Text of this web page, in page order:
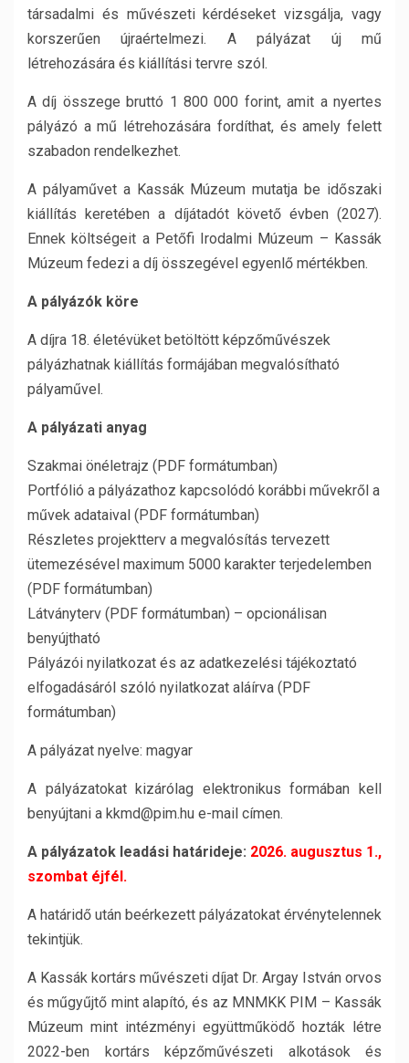
társadalmi és művészeti kérdéseket vizsgálja, vagy
korszerűen újraértelmezi. A pályázat új mű
létrehozására és kiállítási tervre szól.
A díj összege bruttó 1 800 000 forint, amit a nyertes
pályázó a mű létrehozására fordíthat, és amely felett
szabadon rendelkezhet.
A pályaművet a Kassák Múzeum mutatja be időszaki
kiállítás keretében a díjátadót követő évben (2027).
Ennek költségeit a Petőfi Irodalmi Múzeum – Kassák
Múzeum fedezi a díj összegével egyenlő mértékben.
A pályázók köre
A díjra 18. életévüket betöltött képzőművészek
pályázhatnak kiállítás formájában megvalósítható
pályaművel.
A pályázati anyag
Szakmai önéletrajz (PDF formátumban)
Portfólió a pályázathoz kapcsolódó korábbi művekről a
művek adataival (PDF formátumban)
Részletes projektterv a megvalósítás tervezett
ütemezésével maximum 5000 karakter terjedelemben
(PDF formátumban)
Látványterv (PDF formátumban) – opcionálisan
benyújtható
Pályázói nyilatkozat és az adatkezelési tájékoztató
elfogadásáról szóló nyilatkozat aláírva (PDF
formátumban)
A pályázat nyelve: magyar
A pályázatokat kizárólag elektronikus formában kell
benyújtani a kkmd@pim.hu e-mail címen.
A pályázatok leadási határideje: 2026. augusztus 1.,
szombat éjfél.
A határidő után beérkezett pályázatokat érvénytelennek
tekintjük.
A Kassák kortárs művészeti díjat Dr. Argay István orvos
és műgyűjtő mint alapító, és az MNMKK PIM – Kassák
Múzeum mint intézményi együttműködő hozták létre
2022-ben kortárs képzőművészeti alkotások és